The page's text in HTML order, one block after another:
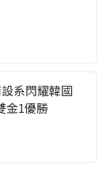
系閃耀韓國
金1優勝